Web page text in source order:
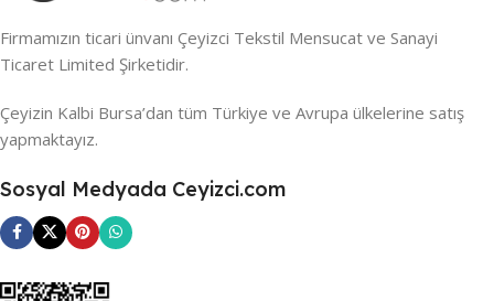
Firmamızın ticari ünvanı Çeyizci Tekstil Mensucat ve Sanayi
Ticaret Limited Şirketidir.
Çeyizin Kalbi Bursa’dan tüm Türkiye ve Avrupa ülkelerine satış
yapmaktayız.
Sosyal Medyada Ceyizci.com